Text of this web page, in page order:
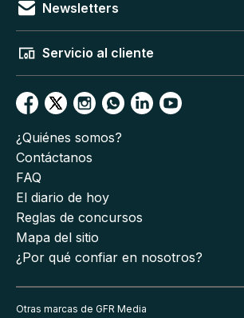
Newsletters
Servicio al cliente
¿Quiénes somos?
Contáctanos
FAQ
El diario de hoy
Reglas de concursos
Mapa del sitio
¿Por qué confiar en nosotros?
Otras marcas de GFR Media